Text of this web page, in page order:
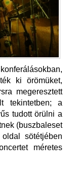
ki örömüket,
megeresztett
tekintetben; a
tudott örülni a
(buszbaleset
sötétjében
méretes